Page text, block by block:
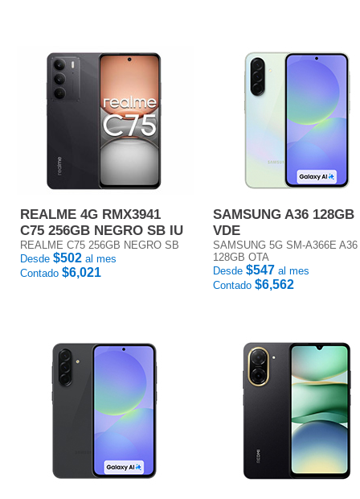
REALME 4G RMX3941
C75 256GB NEGRO SB IU
REALME C75 256GB NEGRO SB
Desde $502 al mes
Contado $6,021
SAMSUNG A36 128GB
VDE
SAMSUNG 5G SM-A366E A36
128GB OTA
Desde $547 al mes
Contado $6,562